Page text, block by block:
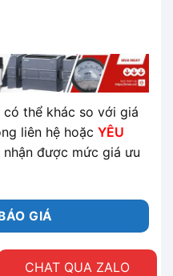
có thể khác so với giá
liên hệ hoặc YÊU
được mức giá ưu
GIÁ
CHAT QUA ZALO